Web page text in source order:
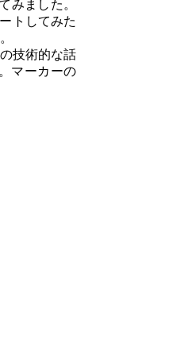
みました。
トしてみた
技術的な話
マーカーの